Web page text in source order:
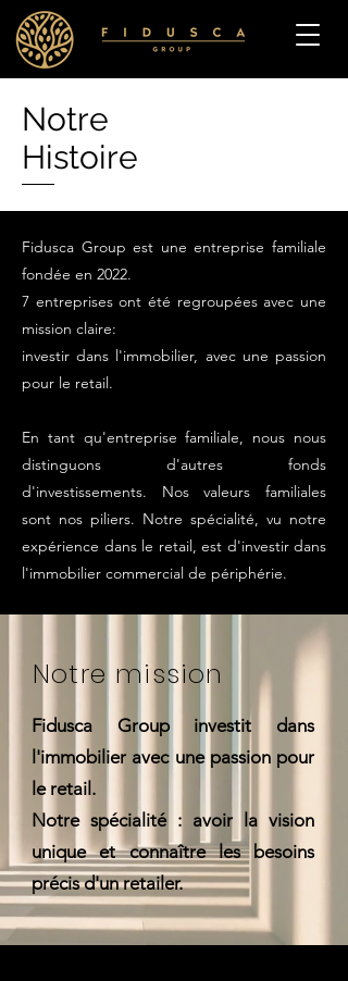
Notre
Histoire
Fidusca Group est une entreprise familiale
fondée en 2022.
7 entreprises ont été regroupées avec une
mission claire:
investir dans l'immobilier, avec une passion
pour le retail.
En tant qu'entreprise familiale, nous nous
distinguons d'autres fonds
d'investissements. Nos valeurs familiales
sont nos piliers. Notre spécialité, vu notre
expérience dans le retail, est d'investir dans
l'immobilier commercial de périphérie.
Notre mission
Fidusca Group investit dans
l'immobilier avec une passion pour
le retail.
Notre spécialité : avoir la vision
unique et connaître les besoins
précis d'un retailer.